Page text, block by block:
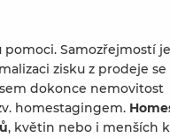
Samozřejmostí je
zisku z prodeje
dokonce nemovitost
homestagingem.
, květin nebo i menších